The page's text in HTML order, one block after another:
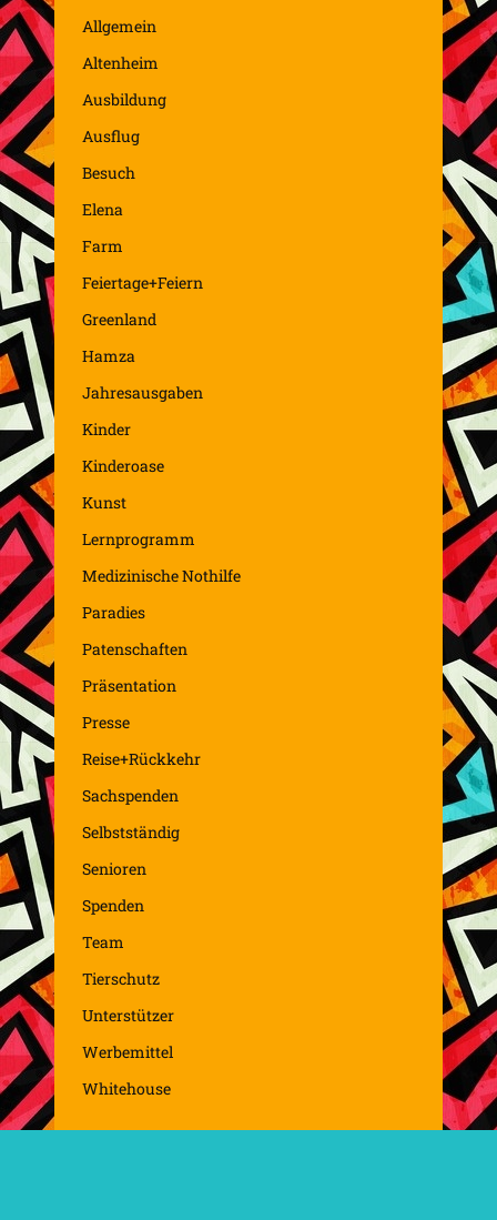
Allgemein
Altenheim
Ausbildung
Ausflug
Besuch
Elena
Farm
Feiertage+Feiern
Greenland
Hamza
Jahresausgaben
Kinder
Kinderoase
Kunst
Lernprogramm
Medizinische Nothilfe
Paradies
Patenschaften
Präsentation
Presse
Reise+Rückkehr
Sachspenden
Selbstständig
Senioren
Spenden
Team
Tierschutz
Unterstützer
Werbemittel
Whitehouse